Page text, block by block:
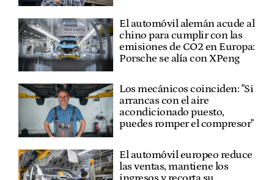
El automóvil alemán acude al
chino para cumplir con las
emisiones de CO2 en Europa:
Porsche se alía con XPeng
Los mecánicos coinciden: "Si
arrancas con el aire
acondicionado puesto,
puedes romper el compresor"
El automóvil europeo reduce
las ventas, mantiene los